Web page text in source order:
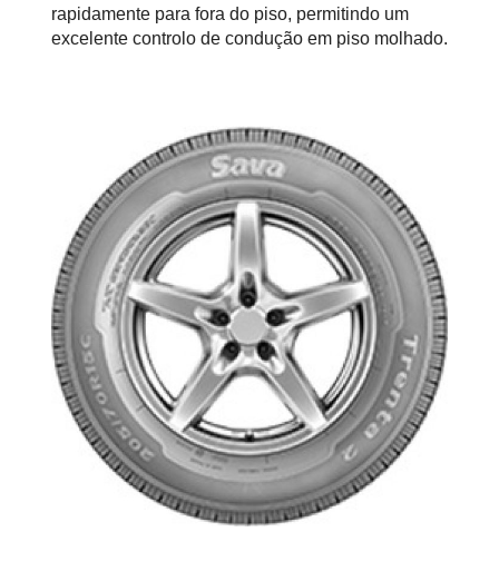
rapidamente para fora do piso, permitindo um
excelente controlo de condução em piso molhado.